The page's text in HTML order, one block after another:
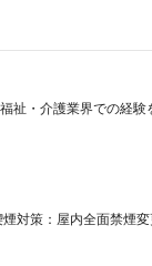
祉・介護業界での経
対策：屋内全面禁煙